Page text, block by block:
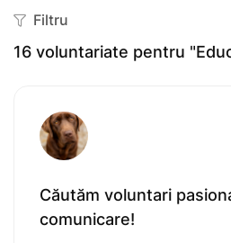
Filtru
16 voluntariate pentru
Căutăm voluntari
comunicare!